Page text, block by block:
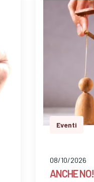
Eventi
08/10/2026
ANCHE NO!